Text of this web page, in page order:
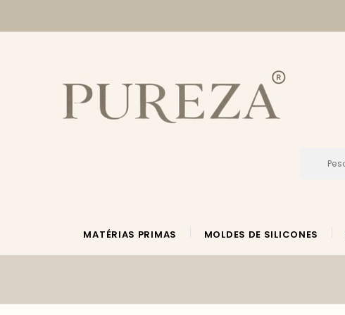
MATÉRIAS PRIMAS MOLDES DE SILICONES